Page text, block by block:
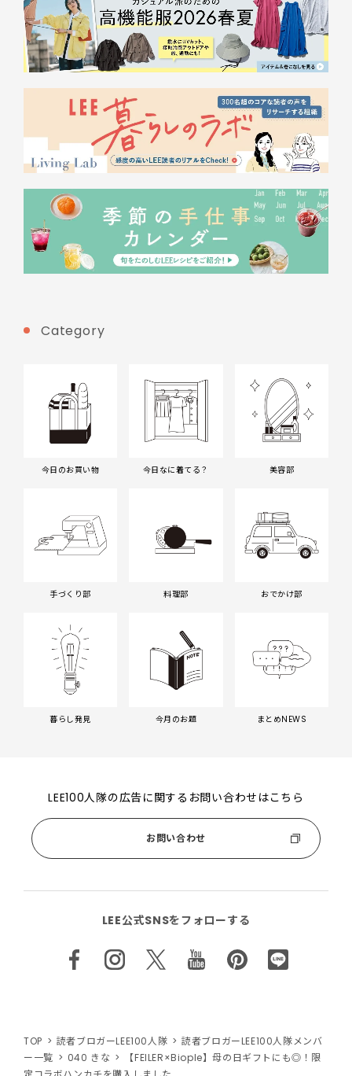
Category
今日のお買い物 今日なに着てる？ 美容部
手づくり部 料理部 おでかけ部
暮らし発見 今月のお題 まとめNEWS
LEE100人隊の広告に関するお問い合わせはこちら
お問い合わせ
LEE公式SNSをフォローする
TOP 読者ブロガーLEE100人隊
読者ブロガーLEE100人隊メンバ
ー一覧
040 きな
【FEILER×Biople】母の日ギフトにも◎！限